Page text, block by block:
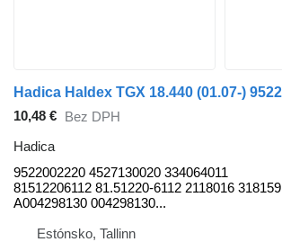
10,48 € Bez DPH
Hadica
9522002220 4527130020 334064011
81512206112 81.51220-6112 2118016 318159
A004298130 004298130...
Estónsko, Tallinn